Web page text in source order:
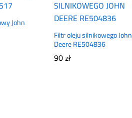
John
Filtr oleju silnikowego John
Deere RE504836
90zł